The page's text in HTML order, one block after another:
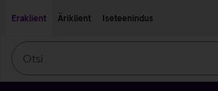
Eraklient
Äriklient Iseteenindus